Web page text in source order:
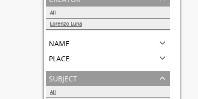
All
Lorenzo Luna
name
place
subject
All